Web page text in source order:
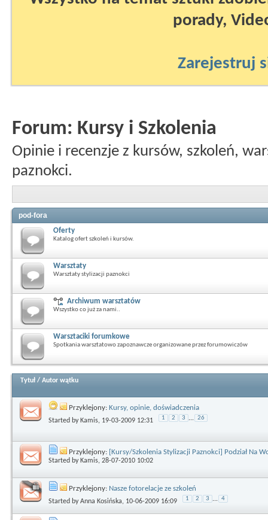
porady,
Zarejestruj
Forum: Kursy i Szkolenia
Opinie i recenzje z kursów, szkoleń,
paznokci.
pod-fora
Oferty
Katalog ofert szkoleń i kursów.
Warsztaty
Warsztaty stylizacji paznokci
Archiwum warsztatów
Wszystko co już za nami..
Warsztaciki forumkowe
Spotkania warsztatowo zapoznawcze organizowane przez forumowiczów
Tytuł / Autor wątku
Przyklejony: Kursy, opinie, doświadczenia
Started by Kamis, 19-03-2009 12:31 1 2 3 ... 26
Przyklejony: [Kursy/Szkolenia Stylizacji Paznokci] Podział Na
Started by Kamis, 28-07-2010 10:02
Przyklejony: Nasze fotorelacje ze szkoleń
Started byAnna Kosińska, 10-06-2009 16:09 1 2 3 ... 4